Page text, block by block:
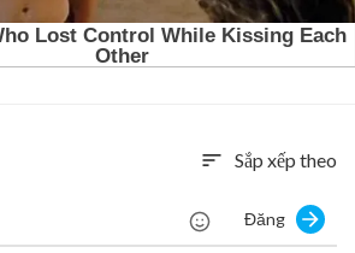
sort Sắp xếp theo
Đăng